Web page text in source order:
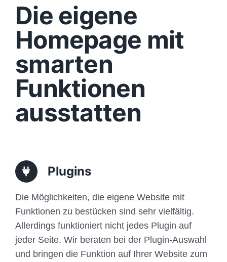
Content
Funktionen
Aufbau
Traffic
Die eigene
Homepage mit
smarten
Funktionen
ausstatten
Plugins
Die Möglichkeiten, die eigene Website mit
Funktionen zu bestücken sind sehr vielfältig.
Allerdings funktioniert nicht jedes Plugin auf
jeder Seite. Wir beraten bei der Plugin-Auswahl
und bringen die Funktion auf Ihrer Website zum